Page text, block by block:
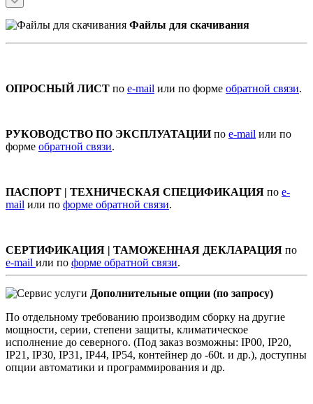
Файлы для скачивания
ОПРОСНЫЙ ЛИСТ по e-mail или по форме обратной связи.
РУКОВОДСТВО ПО ЭКСПЛУАТАЦИИпо e-mail или по
форме обратной связи.
ПАСПОРТ | ТЕХНИЧЕСКАЯ СПЕЦИФИКАЦИЯ по e-
mail или по форме обратной связи.
СЕРТИФИКАЦИЯ | ТАМОЖЕННАЯ ДЕКЛАРАЦИЯ по
e-mail или по форме обратной связи.
Дополнительные опции (по запросу)
По отдельному требованию производим сборку на другие
мощности, серии, степени защиты, климатическое
исполнение до северного. (Под заказ возможны: IP00, IP20,
IP21, IP30, IP31, IP44, IP54, контейнер до -60t. и др.), доступны
опции автоматики и программирования и др.